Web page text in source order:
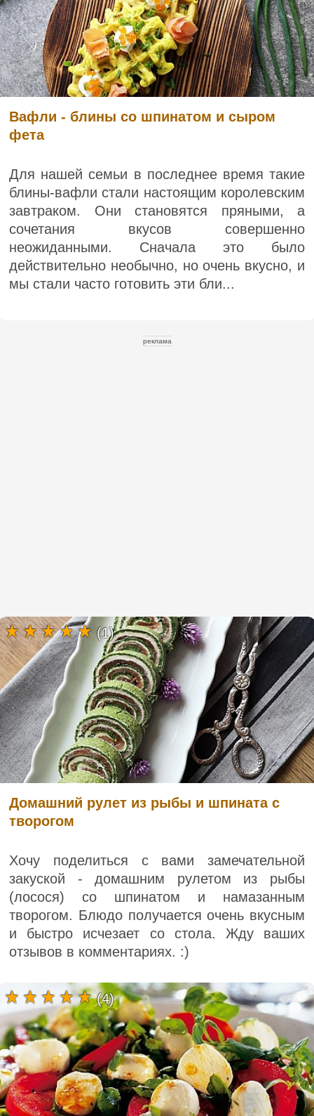
Вафли - блины со шпинатом и сыром
фета
Для нашей семьи в последнее время такие
блины-вафли стали настоящим королевским
завтраком. Они становятся пряными, а
сочетания вкусов совершенно
неожиданными. Сначала это было
действительно необычно, но очень вкусно, и
мы стали часто готовить эти бли...
реклама
Домашний рулет из рыбы и шпината с
творогом
Хочу поделиться с вами замечательной
закуской - домашним рулетом из рыбы
(лосося) со шпинатом и намазанным
творогом. Блюдо получается очень вкусным
и быстро исчезает со стола. Жду ваших
отзывов в комментариях. :)
(1)
(4)